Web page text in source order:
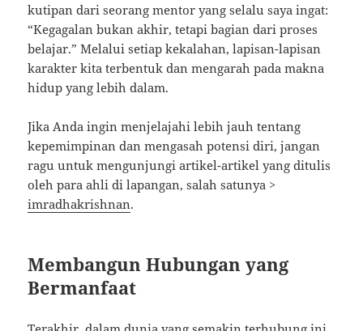
kutipan dari seorang mentor yang selalu saya ingat:
“Kegagalan bukan akhir, tetapi bagian dari proses
belajar.” Melalui setiap kekalahan, lapisan-lapisan
karakter kita terbentuk dan mengarah pada makna
hidup yang lebih dalam.
Jika Anda ingin menjelajahi lebih jauh tentang
kepemimpinan dan mengasah potensi diri, jangan
ragu untuk mengunjungi artikel-artikel yang ditulis
oleh para ahli di lapangan, salah satunya >
imradhakrishnan.
Membangun Hubungan yang
Bermanfaat